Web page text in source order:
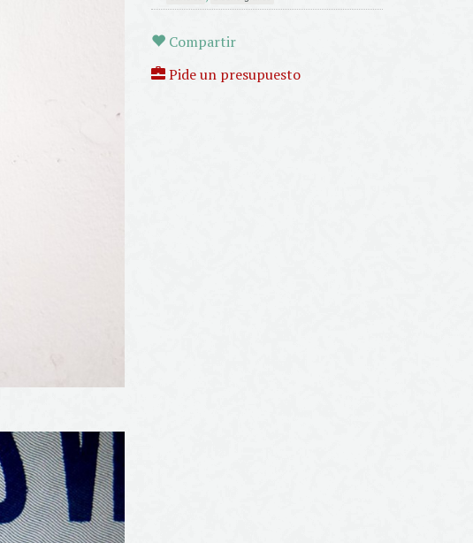
Compartir
Pide un presupuesto